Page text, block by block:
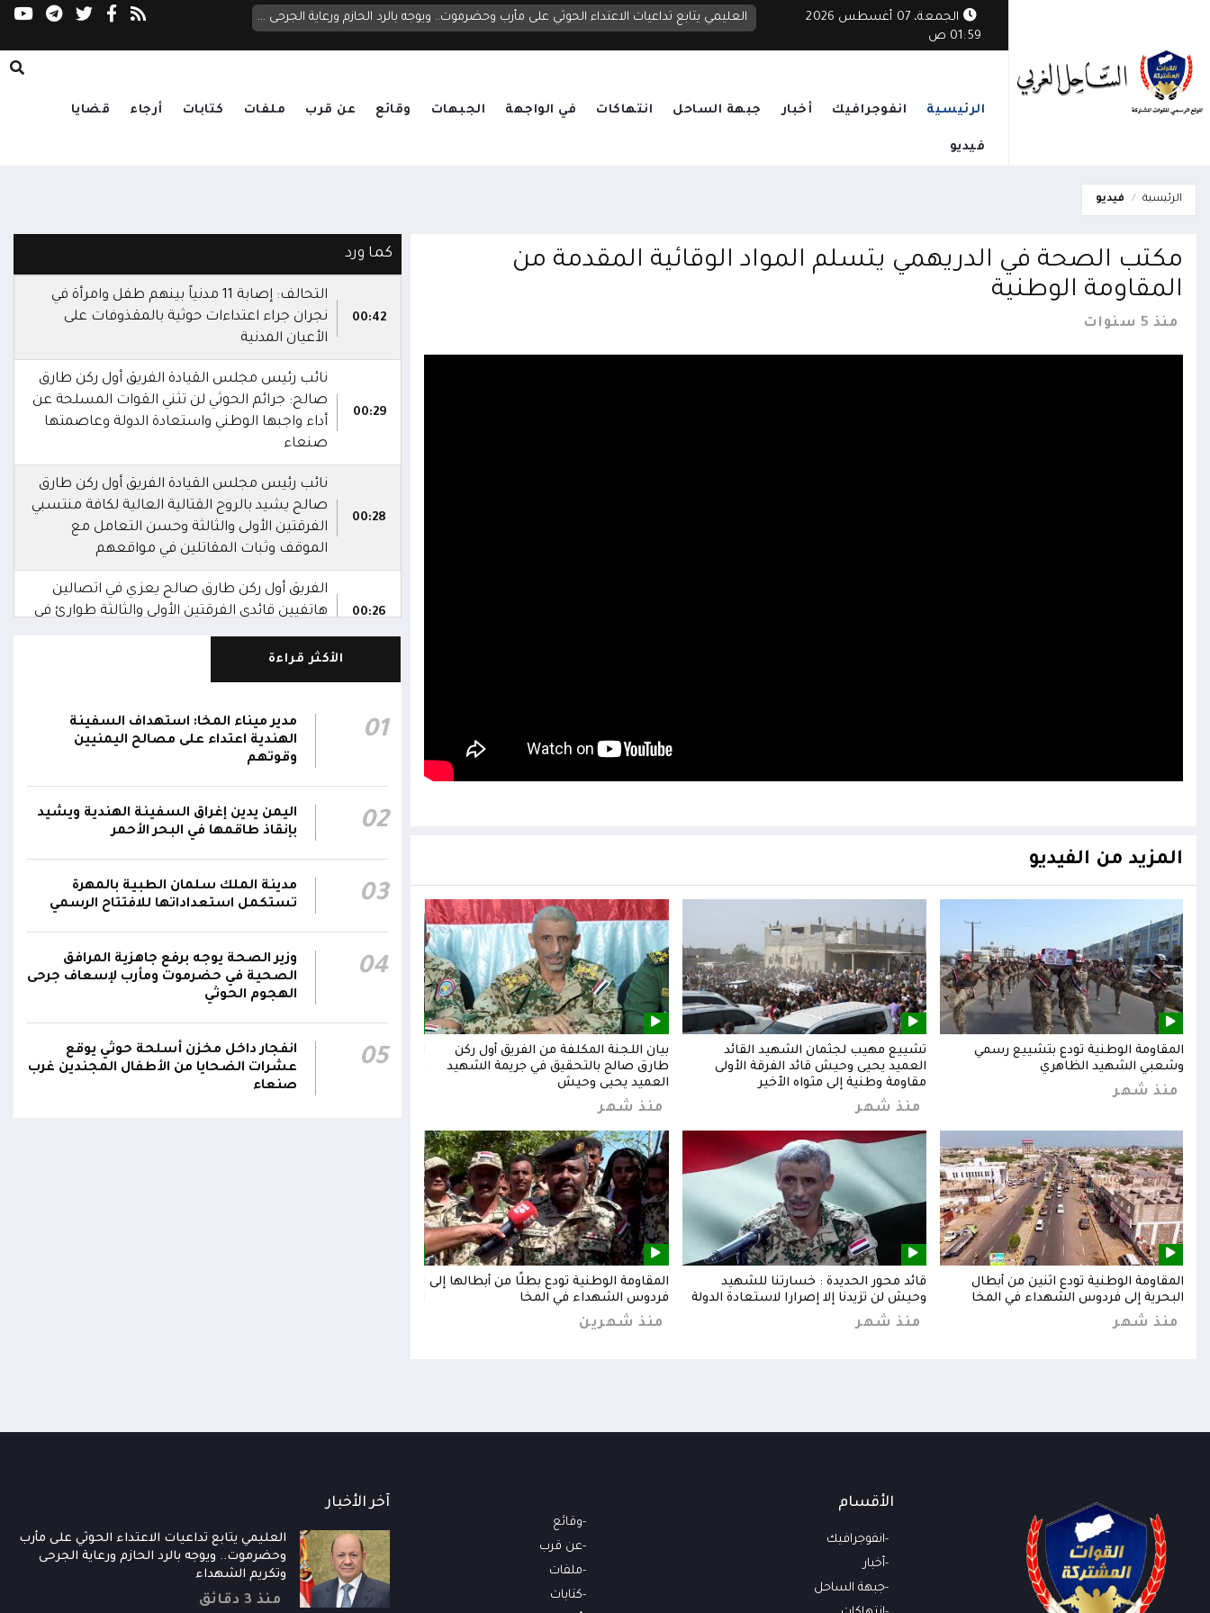
الجمعة، 07 أغسطس 2026
01:59 ص
العليمي يتابع تداعيات الاعتداء الحوثي على مأرب وحضرموت.. ويوجه بالرد الحازم ورعاية الجرحى وتكريم الشهداء
الرئيسية انفوجرافيك أخبار جبهة الساحل انتهاكات في الواجهة الجبهات وقائع عن قرب ملفات كتابات أرجاء قضايا
فيديو
الرئيسية فيديو
مكتب الصحة في الدريهمي يتسلم المواد الوقائية المقدمة من
المقاومة الوطنية
منذ 5 سنوات
المزيد من الفيديو
المقاومة الوطنية تودع بتشييع رسمي
وشعبي الشهيد الظاهري
منذ شهر
تشييع مهيب لجثمان الشهيد القائد
العميد يحيى وحيش قائد الفرقة الأولى
مقاومة وطنية إلى مثواه الأخير
منذ شهر
بيان اللجنة المكلفة من الفريق أول ركن
طارق صالح بالتحقيق في جريمة الشهيد
العميد يحيى وحيش
منذ شهر
المقاومة الوطنية تودع اثنين من أبطال
البحرية إلى فردوس الشهداء في المخا
منذ شهر
قائد محور الحديدة : خسارتنا للشهيد
وحيش لن تزيدنا إلا إصرارا لاستعادة الدولة
منذ شهر
المقاومة الوطنية تودع بطلًا من أبطالها إلى
فردوس الشهداء في المخا
منذ شهرين
المقاومة الوطنية تودع بتشييع رسمي
وشعبي الشهيد الظاهري
تشييع مهيب لجثمان الشهيد
العميد يحيى وحيش قائد
كما ورد
00:42
التحالف: إصابة 11 مدنياً بينهم طفل وامرأة في
نجران جراء اعتداءات حوثية بالمقذوفات على
الأعيان المدنية
00:29
نائب رئيس مجلس القيادة الفريق أول ركن طارق
صالح: جرائم الحوثي لن تثني القوات المسلحة عن
أداء واجبها الوطني واستعادة الدولة وعاصمتها
صنعاء
00:28
نائب رئيس مجلس القيادة الفريق أول ركن طارق
صالح يشيد بالروح القتالية العالية لكافة منتسبي
الفرقتين الأولى والثالثة وحسن التعامل مع
الموقف وثبات المقاتلين في مواقعهم
00:26
الفريق أول ركن طارق صالح يعزي في اتصالين
هاتفيين قائدي الفرقتين الأولى والثالثة طوارئ في
استشهاد عدد من الأبطال بالهجوم الحوثي الغادر
العمليات الأمنية والعسكرية لحماية الأمن
والاستقرار
23:05
إلى جانب الشعب اليمني وقوى الصف الجمهوري،
مؤكداً الاستعداد لتقديم التضحيات حتى تحرير
البلاد واستعادة العاصمة صنعاء وإنهاء الانقلاب
دعا #المكتب_السياسي مجلس القيادة الرئاسي
والحكومة إلى الشروع في خطوات عملية لتخليص
النظام الإيراني
23:02
طالب #المكتب_السياسي مجلس القيادة الرئاسي
لم تترك أي مبرر لتأخير تحريك الجبهات
الأكثر قراءة
01
مدير ميناء المخا: استهداف السفينة
الهندية اعتداء على مصالح اليمنيين
وقوتهم
02
اليمن يدين إغراق السفينة الهندية ويشيد
بإنقاذ طاقمها في البحر الأحمر
03
مدينة الملك سلمان الطبية بالمهرة
تستكمل استعداداتها للافتتاح الرسمي
04
وزير الصحة يوجه برفع جاهزية المرافق
الصحية في حضرموت ومأرب لإسعاف جرحى
الهجوم الحوثي
05
انفجار داخل مخزن أسلحة حوثي يوقع
عشرات الضحايا من الأطفال المجندين غرب
صنعاء
الأقسام
انفوجرافيك
أخبار
جبهة الساحل
وقائع
عن قرب
ملفات
كتابات
آخر الأخبار
العليمي يتابع تداعيات الاعتداء الحوثي على مأرب
وحضرموت.. ويوجه بالرد الحازم ورعاية الجرحى
وتكريم الشهداء
منذ 3 دقائق